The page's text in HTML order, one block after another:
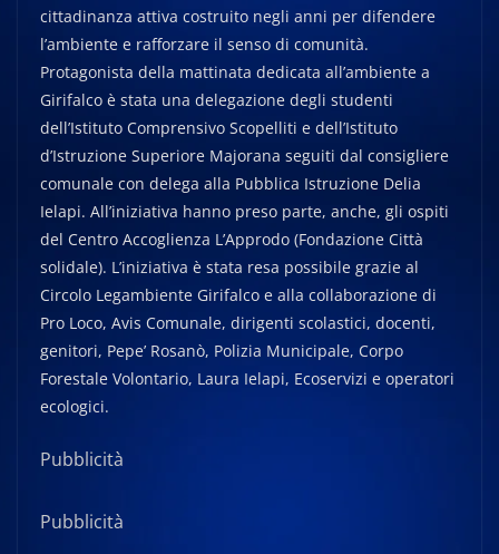
cittadinanza attiva costruito negli anni per difendere
l’ambiente e rafforzare il senso di comunità.
Protagonista della mattinata dedicata all’ambiente a
Girifalco è stata una delegazione degli studenti
dell’Istituto Comprensivo Scopelliti e dell’Istituto
d’Istruzione Superiore Majorana seguiti dal consigliere
comunale con delega alla Pubblica Istruzione Delia
Ielapi. All’iniziativa hanno preso parte, anche, gli ospiti
del Centro Accoglienza L’Approdo (Fondazione Città
solidale). L’iniziativa è stata resa possibile grazie al
Circolo Legambiente Girifalco e alla collaborazione di
Pro Loco, Avis Comunale, dirigenti scolastici, docenti,
genitori, Pepe’ Rosanò, Polizia Municipale, Corpo
Forestale Volontario, Laura Ielapi, Ecoservizi e operatori
ecologici.
Pubblicità
Pubblicità